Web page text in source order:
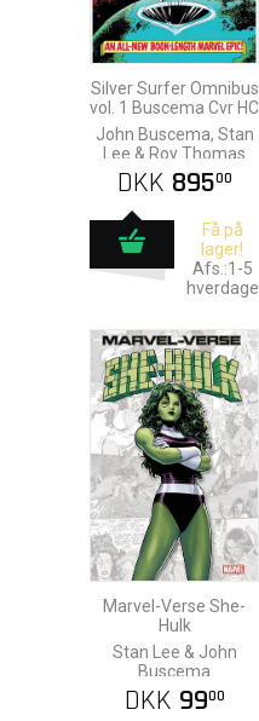
Silver Surfer Omnibus
vol. 1 Buscema Cvr HC
John Buscema, Stan
Lee & Roy Thomas
DKK 89500
Få på
lager!
Afs.:1-5
hverdage
Marvel-Verse She-
Hulk
Stan Lee & John
Buscema
DKK 9900